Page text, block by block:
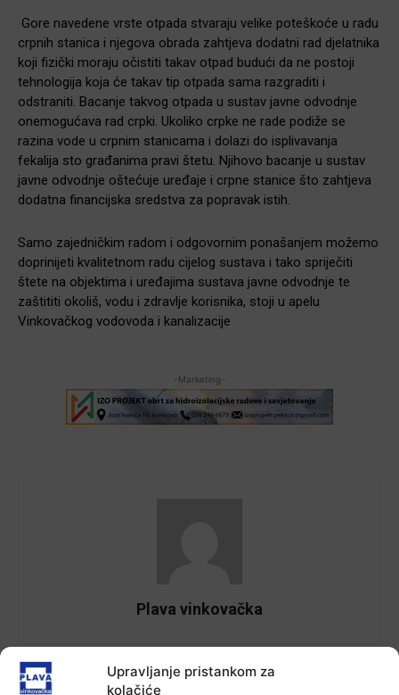
Upravljanje pristankom za
kolačiće
Gore navedene vrste otpada stvaraju velike poteškoće u radu
crpnih stanica i njegova obrada zahtjeva dodatni rad djelatnika
koji fizički moraju očistiti takav otpad budući da ne postoji
tehnologija koja će takav tip otpada sama razgraditi i
odstraniti. Bacanje takvog otpada u sustav javne odvodnje
onemogućava rad crpki. Ukoliko crpke ne rade podiže se
razina vode u crpnim stanicama i dolazi do isplivavanja
fekalija sto građanima pravi štetu. Njihovo bacanje u sustav
javne odvodnje oštećuje uređaje i crpne stanice što zahtjeva
dodatna financijska sredstva za popravak istih.
Samo zajedničkim radom i odgovornim ponašanjem možemo
doprinijeti kvalitetnom radu cijelog sustava i tako spriječiti
štete na objektima i uređajima sustava javne odvodnje te
zaštititi okoliš, vodu i zdravlje korisnika, stoji u apelu
Vinkovačkog vodovoda i kanalizacije
-Marketing-
Plava vinkovačka
Facebook